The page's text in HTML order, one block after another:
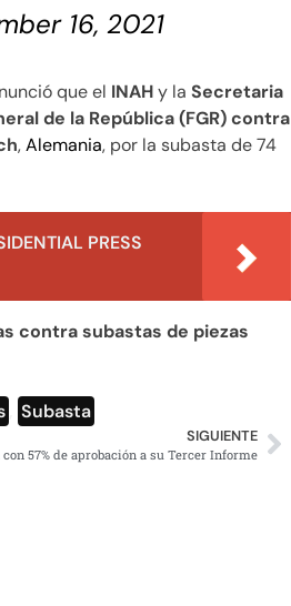
16, 2021
que el INAHy la Secretaria
de la República (FGR) contra
,Alemania, por la subasta de 74
PRESS
contra subastas de piezas
Subasta
SIGUIENTE
57% de aprobación a su Tercer Informe